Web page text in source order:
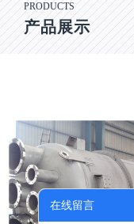
PRODUCTS
产品展示
在线留言